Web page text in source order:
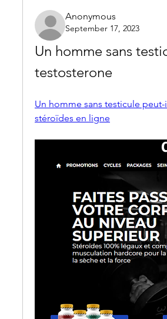
Anonymous
September 17, 2023
Un homme sans
testosterone
Un homme sans testicule
stéroïdes en ligne